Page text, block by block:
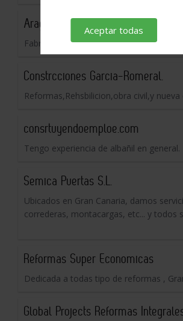
Aragonesa de PVC
Fabricación e instalación de ventanas y
Constrcciones Garcia-Romeral.
Reformas,Rehsbilicion,obra civil,y
consrtuyendoemploe.com
Tengo experiencia de albañil en general.
Semica Puertas S.L.
Ubicados en Gran Canaria, damos
correderas, montacargas, etc... y todos
Reformas Super Economicas
Dedicada a todas tipo de reformas ,
Global Projects Reformas
Aceptar todas